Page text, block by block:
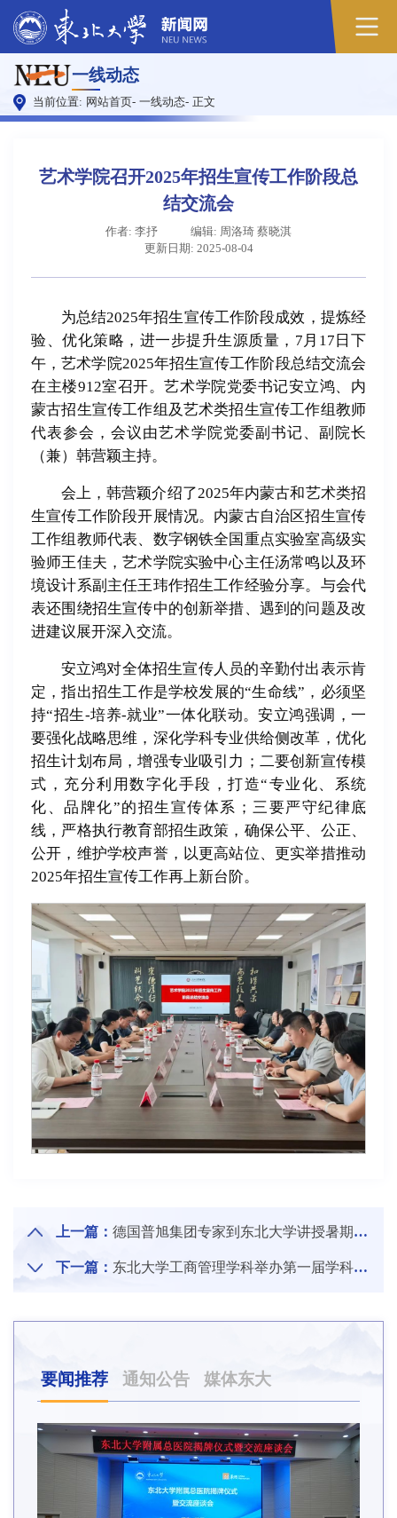
一线动态
当前位置: 网站首页- 一线动态- 正文
艺术学院召开2025年招生宣传工作阶段总
结交流会
作者: 李抒
编辑: 周洛琦 蔡晓淇
更新日期: 2025-08-04
为总结2025年招生宣传工作阶段成效，提炼经
验、优化策略，进一步提升生源质量，7月17日下
午，艺术学院2025年招生宣传工作阶段总结交流会
在主楼912室召开。艺术学院党委书记安立鸿、内
蒙古招生宣传工作组及艺术类招生宣传工作组教师
代表参会，会议由艺术学院党委副书记、副院长
（兼）韩营颖主持。
会上，韩营颖介绍了2025年内蒙古和艺术类招
生宣传工作阶段开展情况。内蒙古自治区招生宣传
工作组教师代表、数字钢铁全国重点实验室高级实
验师王佳夫，艺术学院实验中心主任汤常鸣以及环
境设计系副主任王玮作招生工作经验分享。与会代
表还围绕招生宣传中的创新举措、遇到的问题及改
进建议展开深入交流。
安立鸿对全体招生宣传人员的辛勤付出表示肯
定，指出招生工作是学校发展的“生命线”，必须坚
持“招生-培养-就业”一体化联动。安立鸿强调，一
要强化战略思维，深化学科专业供给侧改革，优化
招生计划布局，增强专业吸引力；二要创新宣传模
式，充分利用数字化手段，打造“专业化、系统
化、品牌化”的招生宣传体系；三要严守纪律底
线，严格执行教育部招生政策，确保公平、公正、
公开，维护学校声誉，以更高站位、更实举措推动
2025年招生宣传工作再上新台阶。
上一篇： 德国普旭集团专家到东北大学讲授暑期国际课程
下一篇： 东北大学工商管理学科举办第一届学科建设研讨会
要闻推荐 通知公告 媒体东大
原